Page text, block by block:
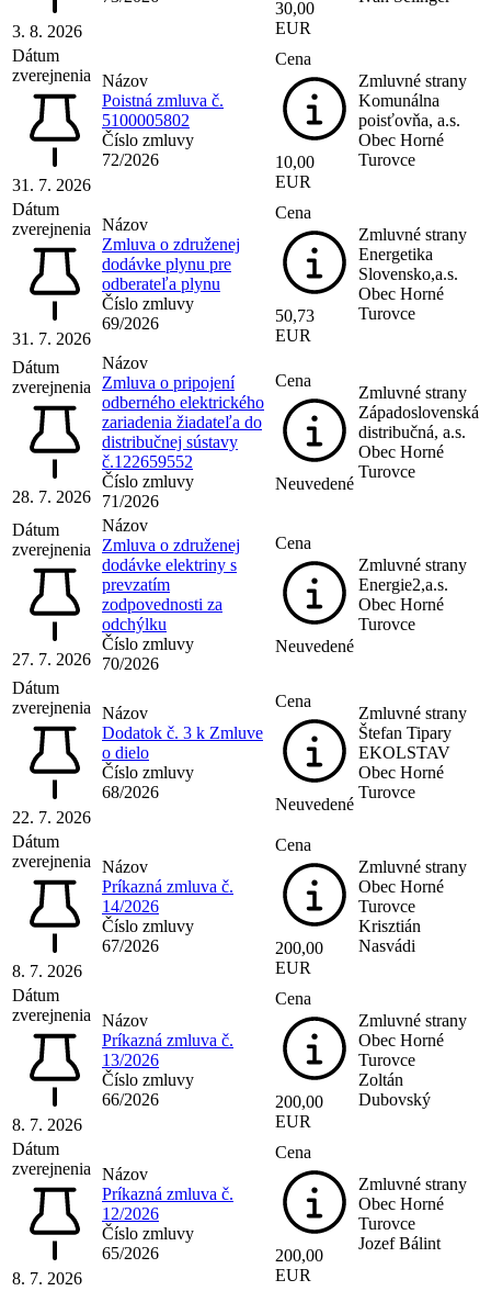
3. 8. 2026
30,00
EUR
Dátum
zverejnenia
31. 7. 2026
Názov
Poistná zmluva č.
5100005802
Číslo zmluvy
72/2026
Cena
10,00
EUR
Zmluvné strany
Komunálna
poisťovňa, a.s.
Obec Horné
Turovce
Dátum
zverejnenia
31. 7. 2026
Názov
Zmluva o združenej
dodávke plynu pre
odberateľa plynu
Číslo zmluvy
69/2026
Cena
50,73
EUR
Zmluvné strany
Energetika
Slovensko,a.s.
Obec Horné
Turovce
Dátum
zverejnenia
28. 7. 2026
Názov
Zmluva o pripojení
odberného elektrického
zariadenia žiadateľa do
distribučnej sústavy
č.122659552
Číslo zmluvy
71/2026
Cena
Neuvedené
Zmluvné strany
Západoslovenská
distribučná, a.s.
Obec Horné
Turovce
Dátum
zverejnenia
27. 7. 2026
Názov
Zmluva o združenej
dodávke elektriny s
prevzatím
zodpovednosti za
odchýlku
Číslo zmluvy
70/2026
Cena
Neuvedené
Zmluvné strany
Energie2,a.s.
Obec Horné
Turovce
Dátum
zverejnenia
22. 7. 2026
Názov
Dodatok č. 3 k Zmluve
o dielo
Číslo zmluvy
68/2026
Cena
Neuvedené
Zmluvné strany
Štefan Tipary
EKOLSTAV
Obec Horné
Turovce
Dátum
zverejnenia
8. 7. 2026
Názov
Príkazná zmluva č.
14/2026
Číslo zmluvy
67/2026
Cena
200,00
EUR
Zmluvné strany
Obec Horné
Turovce
Krisztián
Nasvádi
Dátum
zverejnenia
8. 7. 2026
Názov
Príkazná zmluva č.
13/2026
Číslo zmluvy
66/2026
Cena
200,00
EUR
Zmluvné strany
Obec Horné
Turovce
Zoltán
Dubovský
Dátum
zverejnenia
8. 7. 2026
Názov
Príkazná zmluva č.
12/2026
Číslo zmluvy
65/2026
Cena
200,00
EUR
Zmluvné strany
Obec Horné
Turovce
Jozef Bálint